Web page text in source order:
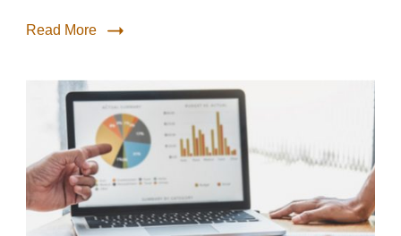
Read More